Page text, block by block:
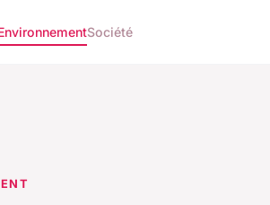
Société